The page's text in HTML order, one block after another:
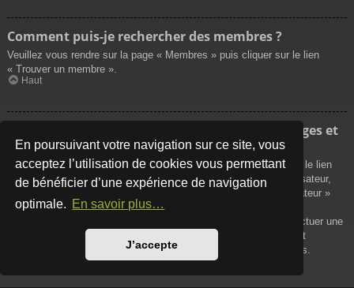
En poursuivant votre navigation sur ce site, vous
acceptez l’utilisation de cookies vous permettant
de bénéficier d’une expérience de navigation
optimale. En savoir plus…
J’accepte
Comment puis-je rechercher des membres ?
Veuillez vous rendre sur la page « Membres » puis cliquer sur le lien
« Trouver un membre ».
Haut
Comment puis-je retrouver mes propres messages et
sujets ?
Vos propres messages peuvent être affichés soit en cliquant sur le lien
« Afficher vos messages » dans le panneau de contrôle de l’utilisateur,
soit en cliquant sur le lien « Rechercher les messages de l’utilisateur »
sur la page de votre propre profil ou soit en cliquant sur le menu
« Raccourcis » situé sur la partie supérieure du forum. Pour effectuer une
recherche de vos propres sujets, utilisez la recherche avancée et
remplissez convenablement les options qui vous sont disponibles.